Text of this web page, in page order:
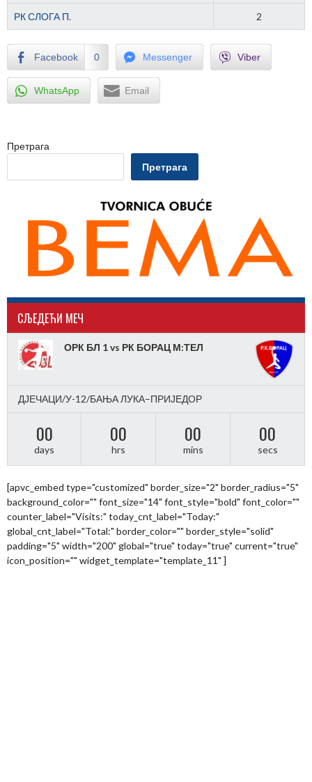
РК СЛОГА П. 2
Facebook 0 Messenger Viber
WhatsApp Email
Претрага
Претрага
CЉЕДЕЋИ МЕЧ
ОРК БЛ 1 vs РК БОРАЦ М:ТЕЛ
ДЈЕЧАЦИ/У-12/БАЊА ЛУКА–ПРИЈЕДОР
00
days
00
hrs
00
mins
00
secs
[apvc_embed type="customized" border_size="2" border_radius="5"
background_color="" font_size="14" font_style="bold" font_color=""
counter_label="Visits:" today_cnt_label="Today:"
global_cnt_label="Total:" border_color="" border_style="solid"
padding="5" width="200" global="true" today="true" current="true"
icon_position="" widget_template="template_11" ]